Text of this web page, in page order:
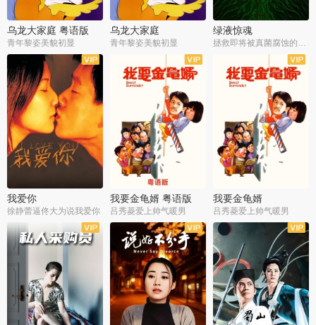
乌龙大家庭 粤语版
青年黎姿美貌初显
乌龙大家庭
青年黎姿美貌初显
绿液惊魂
拯救即将被真菌腐蚀的世界
我爱你
徐静蕾逼佟大为说我爱你
我要金龟婿 粤语版
吕秀菱爱上帅气暖男
我要金龟婿
吕秀菱爱上帅气暖男